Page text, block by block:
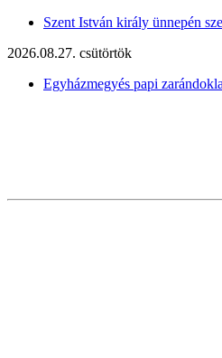
Szent István király ünnepén
2026.08.27. csütörtök
Egyházmegyés papi